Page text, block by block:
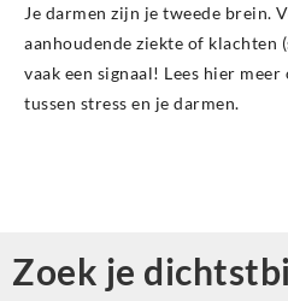
Je darmen zijn je tweede brein.
aanhoudende ziekte of klachten
vaak een signaal! Lees hier
tussen stress en je darmen.
Zoek je